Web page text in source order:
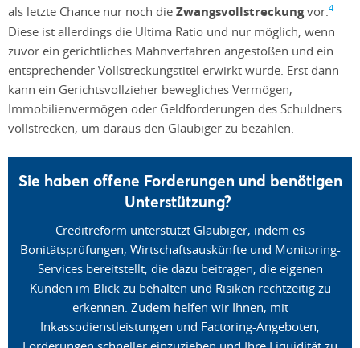
als letzte Chance nur noch die Zwangsvollstreckungvor. 4
Diese ist allerdings die Ultima Ratio und nur möglich, wenn
zuvor ein gerichtliches Mahnverfahren angestoßen und ein
entsprechender Vollstreckungstitel erwirkt wurde. Erst dann
kann ein Gerichtsvollzieher bewegliches Vermögen,
Immobilienvermögen oder Geldforderungen des Schuldners
vollstrecken, um daraus den Gläubiger zu bezahlen.
Sie haben offene Forderungen und benötigen
Unterstützung?
Creditreform unterstützt Gläubiger, indem es
Bonitätsprüfungen, Wirtschaftsauskünfte und Monitoring-
Services bereitstellt, die dazu beitragen, die eigenen
Kunden im Blick zu behalten und Risiken rechtzeitig zu
erkennen. Zudem helfen wir Ihnen, mit
Inkassodienstleistungen und Factoring-Angeboten,